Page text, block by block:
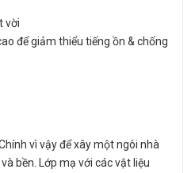
vời
để giảm thiểu tiếng ồn & chống
vì vậy để xây một ngôi nhà
bền. Lớp mạ với các vật liệu